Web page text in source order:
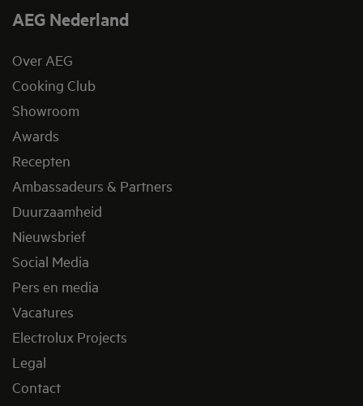
AEG Nederland
Over AEG
Cooking Club
Showroom
Awards
Recepten
Ambassadeurs & Partners
Duurzaamheid
Nieuwsbrief
Social Media
Pers en media
Vacatures
Electrolux Projects
Legal
Contact